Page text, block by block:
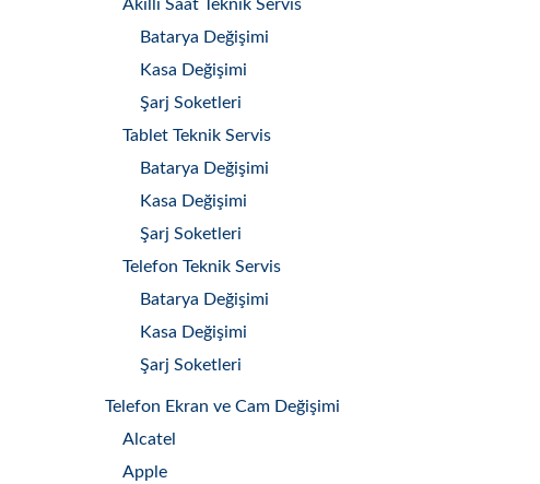
Akıllı Saat Teknik Servis
Batarya Değişimi
Kasa Değişimi
Şarj Soketleri
Tablet Teknik Servis
Batarya Değişimi
Kasa Değişimi
Şarj Soketleri
Telefon Teknik Servis
Batarya Değişimi
Kasa Değişimi
Şarj Soketleri
Telefon Ekran ve Cam Değişimi
Alcatel
Apple